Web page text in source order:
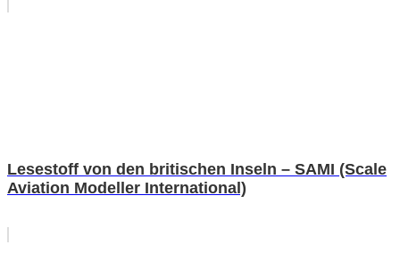
Lesestoff von den britischen Inseln – SAMI (Scale
Aviation Modeller International)